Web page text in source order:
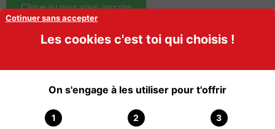
Clique ici pour vous inscrire
Cliquez ici pour vous connecter
Retour à l'accueil
Cotinuer sans accepter
Les cookies c'est toi qui choisis !
On s'engage à les utiliser pour t'offrir
1 2 3